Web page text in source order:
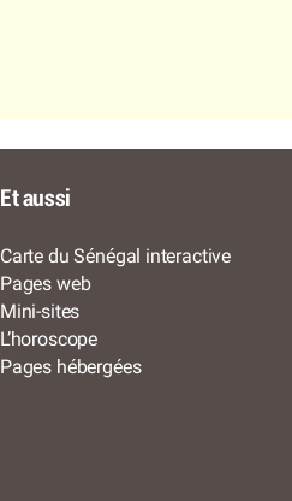
Et aussi
Carte du Sénégal interactive
Pages web
Mini-sites
L’horoscope
Pages hébergées